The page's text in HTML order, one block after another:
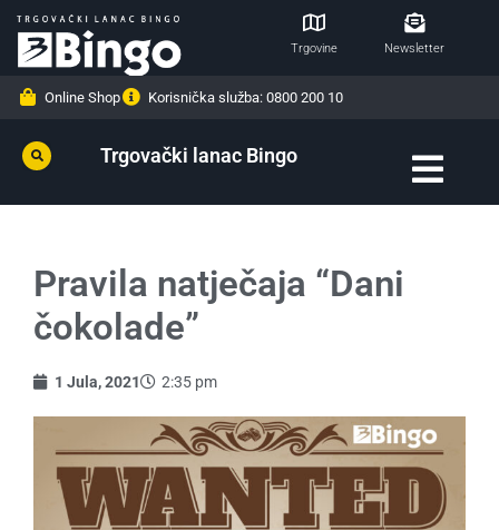
Trgovine Newsletter
Online Shop Korisnička služba: 0800 200 10
Trgovački lanac Bingo
Pravila natječaja “Dani
čokolade”
1 Jula, 2021 2:35 pm